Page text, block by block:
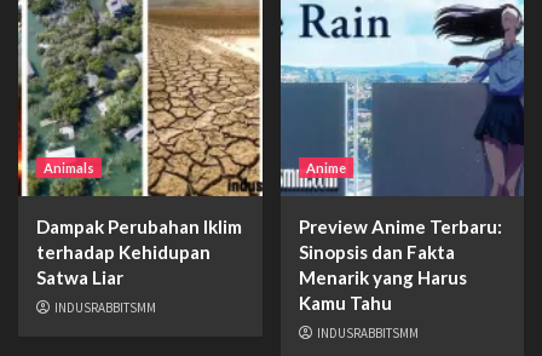
Animals
Dampak Perubahan Iklim
terhadap Kehidupan
Satwa Liar
INDUSRABBITSMM
Anime
Preview Anime Terbaru:
Sinopsis dan Fakta
Menarik yang Harus
Kamu Tahu
INDUSRABBITSMM